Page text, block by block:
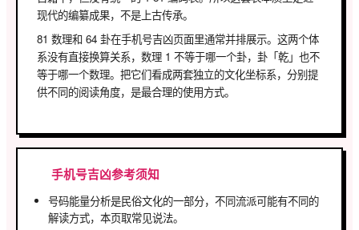
现代的编纂成果，不是上古传承。
81 数理和 64 卦在手机号吉凶页面里通常并排展示。这两个体
系没有直接换算关系，数理 1 不等于哪一个卦，卦「乾」也不
等于哪一个数理。把它们看成两套独立的文化坐标系，分别提
供不同的阅读角度，是最合理的使用方式。
手机号吉凶参考须知
号码能量分析是民俗文化的一部分，不同流派可能有不同的
解读方式，本页取常见说法。